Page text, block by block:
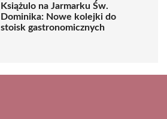
Książulo na Jarmarku Św.
Dominika: Nowe kolejki do
stoisk gastronomicznych